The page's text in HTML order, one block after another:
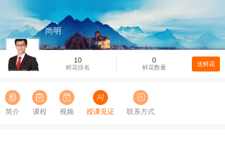
10
鲜花排名
0
鲜花数量 送鲜花
尚明
简介 课程 视频 授课见证 联系方式